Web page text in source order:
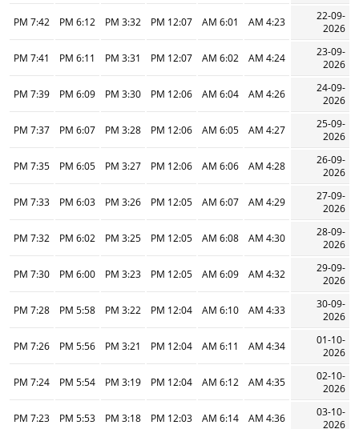
22-09-
2026
4:23 AM
6:01 AM
12:07 PM
3:32 PM
6:12 PM
7:42 PM
23-09-
2026
4:24 AM
6:02 AM
12:07 PM
3:31 PM
6:11 PM
7:41 PM
24-09-
2026
4:26 AM
6:04 AM
12:06 PM
3:30 PM
6:09 PM
7:39 PM
25-09-
2026
4:27 AM
6:05 AM
12:06 PM
3:28 PM
6:07 PM
7:37 PM
26-09-
2026
4:28 AM
6:06 AM
12:06 PM
3:27 PM
6:05 PM
7:35 PM
27-09-
2026
4:29 AM
6:07 AM
12:05 PM
3:26 PM
6:03 PM
7:33 PM
28-09-
2026
4:30 AM
6:08 AM
12:05 PM
3:25 PM
6:02 PM
7:32 PM
29-09-
2026
4:32 AM
6:09 AM
12:05 PM
3:23 PM
6:00 PM
7:30 PM
30-09-
2026
4:33 AM
6:10 AM
12:04 PM
3:22 PM
5:58 PM
7:28 PM
01-10-
2026
4:34 AM
6:11 AM
12:04 PM
3:21 PM
5:56 PM
7:26 PM
02-10-
2026
4:35 AM
6:12 AM
12:04 PM
3:19 PM
5:54 PM
7:24 PM
03-10-
2026
4:36 AM
6:14 AM
12:03 PM
3:18 PM
5:53 PM
7:23 PM